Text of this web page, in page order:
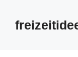
Inhalt
springen